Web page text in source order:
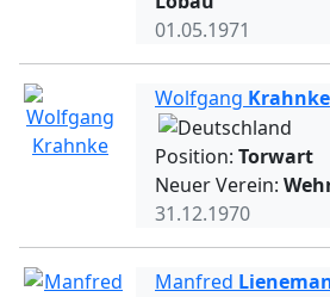
01.05.1971
Wolfgang Krahnke
Position: Torwart
Neuer Verein:
31.12.1970
Manfred